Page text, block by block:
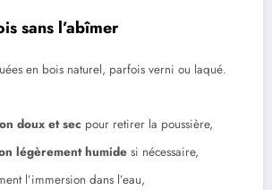
sans l’abîmer
en bois naturel, parfois verni ou laqué.
doux et sec pour retirer la poussière,
légèrement humide si nécessaire,
l’immersion dans l’eau,